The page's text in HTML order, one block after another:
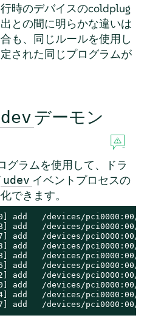
時のデバイスのcoldplug
との間に明らかな違いは
も、同じルールを使用し
された同じプログラムが
デーモン
グラムを使用して、ドラ
udev イベントプロセスの
できます。
add   /devices/
add   /devices/
add   /devices/
add   /devices/
add   /devices/
add   /devices/
add   /devices/
add   /devices/
add   /devices/
add   /devices/